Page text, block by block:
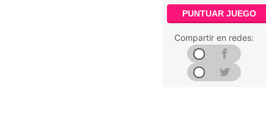
PUNTUAR JUEGO
Compartir en redes: